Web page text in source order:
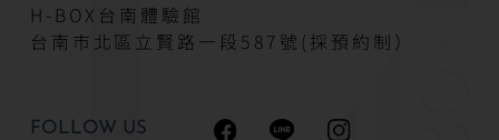
H-BOX台南體驗館
台南市北區立賢路一段587號(採預約制）
FOLLOW US